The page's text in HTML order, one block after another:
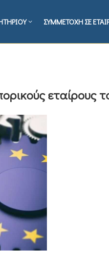
ΣΥΜΜΕΤΟΧΗ ΣΕ
εταίρους